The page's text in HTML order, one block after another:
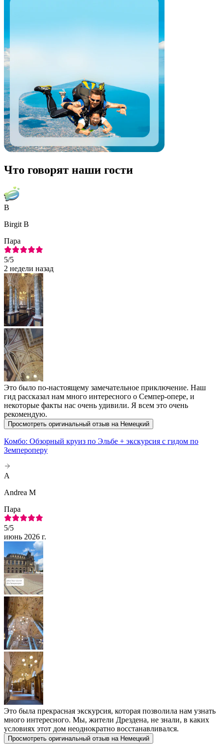
Что говорят наши гости
B
Birgit B
Пара
5/5
2 недели назад
Это было по-настоящему замечательное приключение. Наш
гид рассказал нам много интересного о Семпер-опере, и
некоторые факты нас очень удивили. Я всем это очень
рекомендую.
Просмотреть оригинальный отзыв на Немецкий
Комбо: Обзорный круиз по Эльбе + экскурсия с гидом по
Земпероперу
A
Andrea M
Пара
5/5
июнь 2026 г.
Это была прекрасная экскурсия, которая позволила нам узнать
много интересного. Мы, жители Дрездена, не знали, в каких
условиях этот дом неоднократно восстанавливался.
Просмотреть оригинальный отзыв на Немецкий